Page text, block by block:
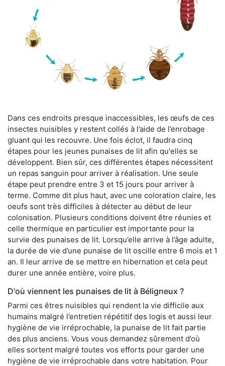
Dans ces endroits presque inaccessibles, les œufs de ces
insectes nuisibles y restent collés à l’aide de l’enrobage
gluant qui les recouvre. Une fois éclot, il faudra cinq
étapes pour les jeunes punaises de lit afin qu'elles se
développent. Bien sûr, ces différentes étapes nécessitent
un repas sanguin pour arriver à réalisation. Une seule
étape peut prendre entre 3 et 15 jours pour arriver à
terme. Comme dit plus haut, avec une coloration claire, les
oeufs sont très difficiles à détecter au début de leur
colonisation. Plusieurs conditions doivent être réunies et
celle thermique en particulier est importante pour la
survie des punaises de lit. Lorsqu’elle arrive à l’âge adulte,
la durée de vie d’une punaise de lit oscille entre 6 mois et 1
an. Il leur arrive de se mettre en hibernation et cela peut
durer une année entière, voire plus.
D'où viennent les punaises de lit à Béligneux ?
Parmi ces êtres nuisibles qui rendent la vie difficile aux
humains malgré l’entretien répétitif des logis et aussi leur
hygiène de vie irréprochable, la punaise de lit fait partie
des plus anciens. Vous vous demandez sûrement d’où
elles sortent malgré toutes vos efforts pour garder une
hygiène de vie irréprochable dans votre habitation. Pour